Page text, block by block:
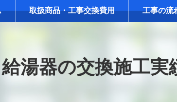
取扱商品・工事交換費用 工事の流
湯器の交換施工実